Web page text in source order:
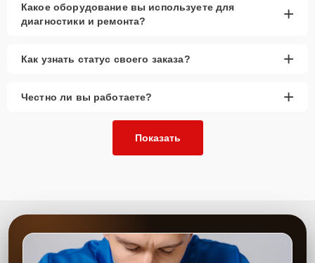
Какое оборудование вы используете для
диагностики и ремонта?
+
Как узнать статус своего заказа? +
Честно ли вы работаете? +
Показать